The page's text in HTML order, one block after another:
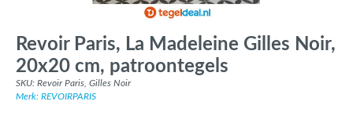
Revoir Paris, La Madeleine Gilles Noir,
20x20 cm, patroontegels
SKU: Revoir Paris, Gilles Noir
Merk: REVOIRPARIS